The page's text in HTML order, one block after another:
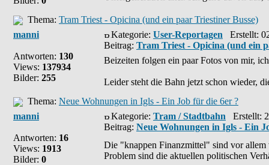
Thema: Tram Triest - Opicina (und ein paar Triestiner Busse)
manni
Antworten: 130
Views: 137934
Bilder: 255
Kategorie: User-Reportagen Erstellt:
Beitrag: Tram Triest - Opicina (und ein
Beizeiten folgen ein paar Fotos von mir,
Leider steht die Bahn jetzt schon wieder,
Thema: Neue Wohnungen in Igls - Ein Job für die 6er ?
manni
Antworten: 16
Views: 1913
Bilder: 0
Kategorie: Tram / Stadtbahn Erstellt:
Beitrag: Neue Wohnungen in Igls - Ein
Die "knappen Finanzmittel" sind vor allem
Problem sind die aktuellen politischen